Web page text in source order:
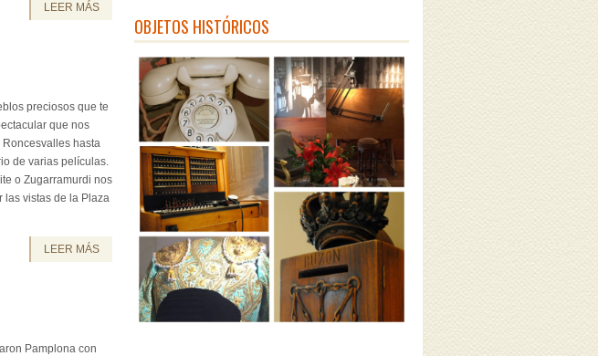
LEER MÁS
preciosos que te
que nos
Roncesvalles hasta
de varias películas.
o Zugarramurdi nos
las vistas de la Plaza
LEER MÁS
Pamplona con
OBJETOS HISTÓRICOS